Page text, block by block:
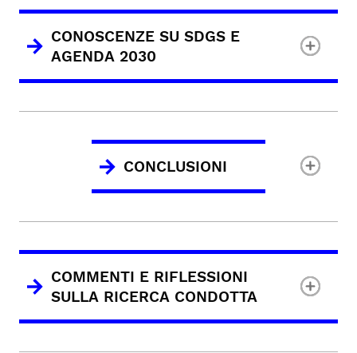
CONOSCENZE SU SDGS E
AGENDA 2030
CONCLUSIONI
COMMENTI E RIFLESSIONI
SULLA RICERCA CONDOTTA